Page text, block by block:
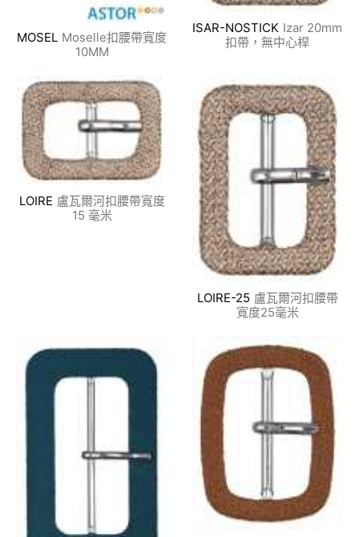
MOSEL Moselle扣腰帶寬度
10MM
ISAR-NOSTICK Izar 20mm
扣帶，無中心桿
LOIRE 盧瓦爾河扣腰帶寬度
15 毫米
LOIRE-25 盧瓦爾河扣腰帶
寬度25毫米